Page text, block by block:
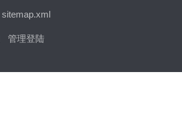
sitemap.xml
管理登陆